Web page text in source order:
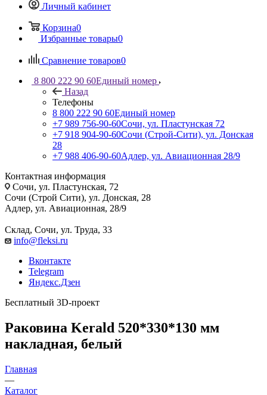
Личный кабинет
Корзина0
Избранные товары0
Сравнение товаров0
8 800 222 90 60Единый номер
Назад
Телефоны
8 800 222 90 60Единый номер
+7 989 756-90-60Сочи, ул. Пластунская 72
+7 918 904-90-60Сочи (Строй-Сити), ул. Донская
28
+7 988 406-90-60Адлер, ул. Авиационная 28/9
Контактная информация
Сочи, ул. Пластунская, 72
Сочи (Строй Сити), ул. Донская, 28
Адлер, ул. Авиационная, 28/9
Склад, Сочи, ул. Труда, 33
info@fleksi.ru
Вконтакте
Telegram
Яндекс.Дзен
Бесплатный 3D-проект
Раковина Kerald 520*330*130 мм
накладная, белый
Главная
—
Каталог